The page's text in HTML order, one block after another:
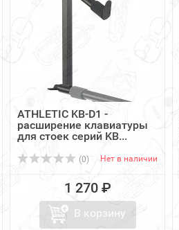
ATHLETIC KB-D1 -
расширение клавиатуры
для стоек серий KB...
(0) Нет в наличии
1 270 ₽
В корзину